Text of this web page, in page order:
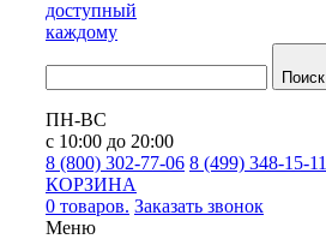
доступный
каждому
Поиск
ПН-ВС
с 10:00 до 20:00
8 (800) 302-77-06 8 (499) 348-15-11
КОРЗИНА
0 товаров. Заказать звонок
Меню